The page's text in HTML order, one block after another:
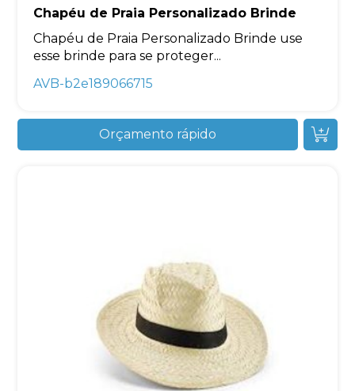
Chapéu de Praia Personalizado Brinde
Chapéu de Praia Personalizado Brinde use
esse brinde para se proteger...
AVB-b2e189066715
Orçamento rápido